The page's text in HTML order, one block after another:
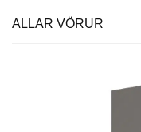
ALLAR VÖRUR